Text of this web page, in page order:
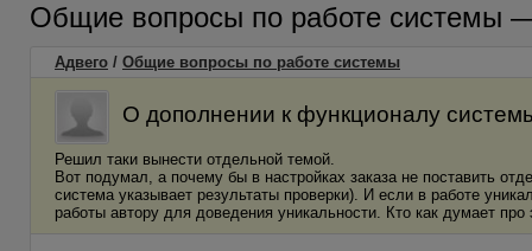
Общие вопросы по работе системы
Адвего / Общие вопросы по работе системы
О дополнении к функционалу
Решил таки вынести отдельной темой.
Вот подумал, а почему бы в настройках заказа не поставить
система указывает результаты проверки). И если в работе
работы автору для доведения уникальности. Кто как думает про